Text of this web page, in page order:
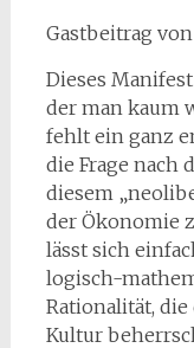
Gastbeitrag
Dieses
der man kaum
fehlt ein ganz
die Frage nach
diesem
der Ökonomie
lässt sich
logisch-
Rationalität,
Kultur